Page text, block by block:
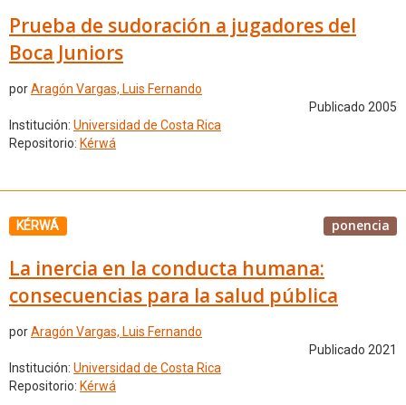
Prueba de sudoración a jugadores del
Boca Juniors
porAragón Vargas, Luis Fernando
Publicado 2005
Institución: Universidad de Costa Rica
Repositorio: Kérwá
KÉRWÁ ponencia
La inercia en la conducta humana:
consecuencias para la salud pública
porAragón Vargas, Luis Fernando
Publicado 2021
Institución: Universidad de Costa Rica
Repositorio: Kérwá